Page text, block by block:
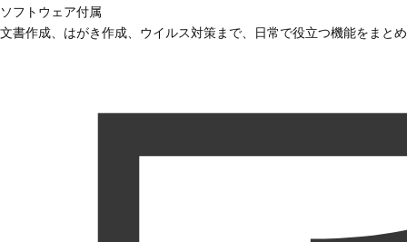
ソフトウェア付属
文書作成、はがき作成、ウイルス対策まで、日常で役立つ機能をまと